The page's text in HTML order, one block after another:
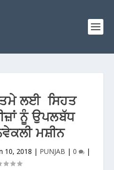
ਲਈ ਸਿਹਤ
ਨੂੰ ਉਪਲਬੱਧ
ਮਸ਼ੀਨ
10, 2018 | PUNJAB | 0 |